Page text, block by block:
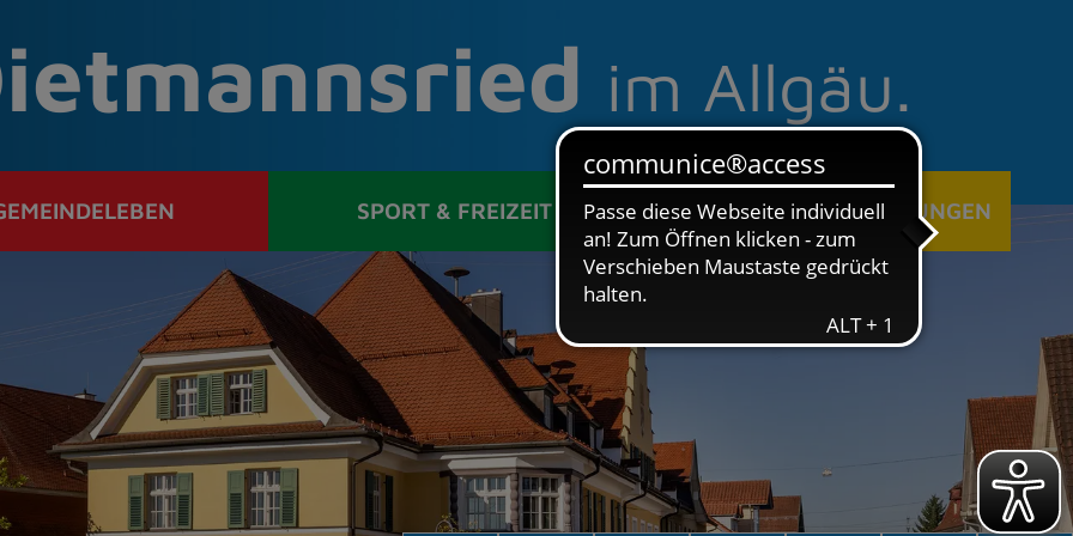
im Allgäu.
SPORT & FREIZEIT ÖFFENTLICHE EINRICHTUNGEN